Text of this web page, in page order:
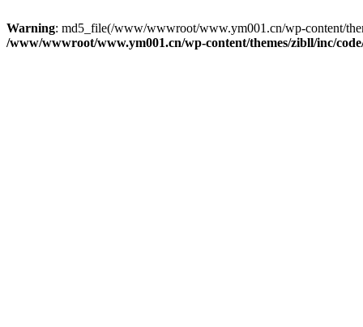
Warning: md5_file(/www/wwwroot/www.ym001.cn/wp-content/
/www/wwwroot/www.ym001.cn/wp-content/themes/zibll/inc/